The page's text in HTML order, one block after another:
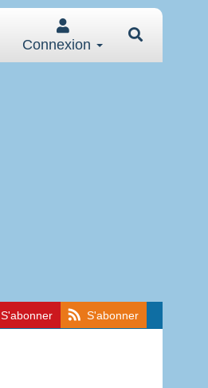
Connexion
S'abonner S'abonner